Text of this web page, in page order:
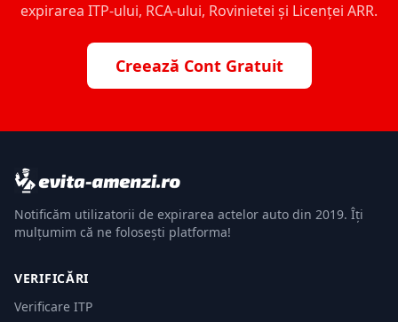
expirarea ITP-ului, RCA-ului, Rovinietei și Licenței ARR.
Creează Cont Gratuit
Notificăm utilizatorii de expirarea actelor auto din 2019. Îți
mulțumim că ne folosești platforma!
VERIFICĂRI
Verificare ITP